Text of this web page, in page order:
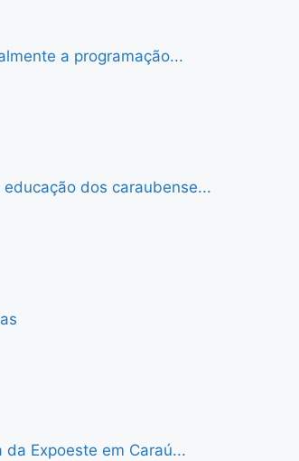
a programação...
dos caraubense...
Expoeste em Caraú...